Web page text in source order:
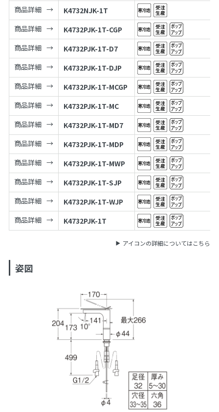
商品詳細
K4732NJK-1T
商品詳細
K4732PJK-1T-CGP
商品詳細
K4732PJK-1T-D7
商品詳細
K4732PJK-1T-DJP
商品詳細
K4732PJK-1T-MCGP
商品詳細
K4732PJK-1T-MC
商品詳細
K4732PJK-1T-MD7
商品詳細
K4732PJK-1T-MDP
商品詳細
K4732PJK-1T-MWP
商品詳細
K4732PJK-1T-SJP
商品詳細
K4732PJK-1T-WJP
商品詳細
K4732PJK-1T
アイコンの詳細についてはこちら
姿図